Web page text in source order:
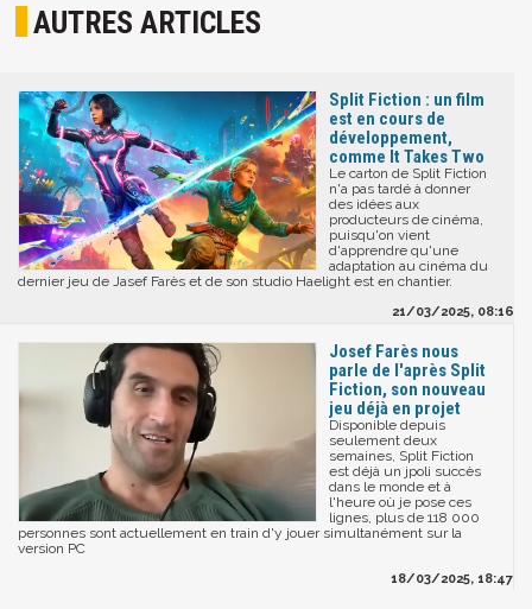
AUTRES ARTICLES
Split Fiction : un film
est en cours de
développement,
comme It Takes Two
Le carton de Split Fiction
n'a pas tardé à donner
des idées aux
producteurs de cinéma,
puisqu'on vient
d'apprendre qu'une
adaptation au cinéma du
dernier jeu de Jasef Farès et de son studio Haelight est en chantier.
21/03/2025, 08:16
Josef Farès nous
parle de l'après Split
Fiction, son nouveau
jeu déjà en projet
Disponible depuis
seulement deux
semaines, Split Fiction
est déjà un jpoli succès
dans le monde et à
l'heure où je pose ces
lignes, plus de 118 000
personnes sont actuellement en train d'y jouer simultanément sur la
version PC
18/03/2025, 18:47